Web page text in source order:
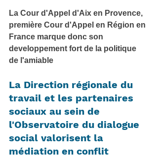
La Cour d'Appel d'Aix en Provence,
première Cour d'Appel en Région en
France marque donc son
developpement fort de la politique
de l'amiable
La Direction régionale du
travail et les partenaires
sociaux au sein de
l'Observatoire du dialogue
social valorisent la
médiation en conflit